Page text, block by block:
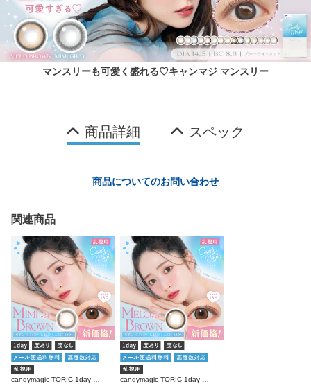
マンスリーも可愛く盛れる♡キャンマジ マンスリー
商品詳細 スペック
商品についてのお問い合わせ
関連商品
candymagic TORIC 1day ミミブラウン 乱視用 10枚入り キャンディーマジック カラコン(CYL：-0.75D～-1.25D) candymagic TORIC 1day メロブラウン 乱視用 10枚入り キャンディーマジック カラコン(CYL：-0.75D～-1.25D)